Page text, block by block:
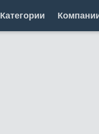
Категории